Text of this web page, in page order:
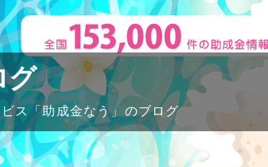
グ
ス「助成金なう」のブログ